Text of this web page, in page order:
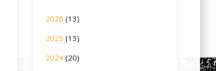
2026 (13)
2025 (13)
2024 (20)